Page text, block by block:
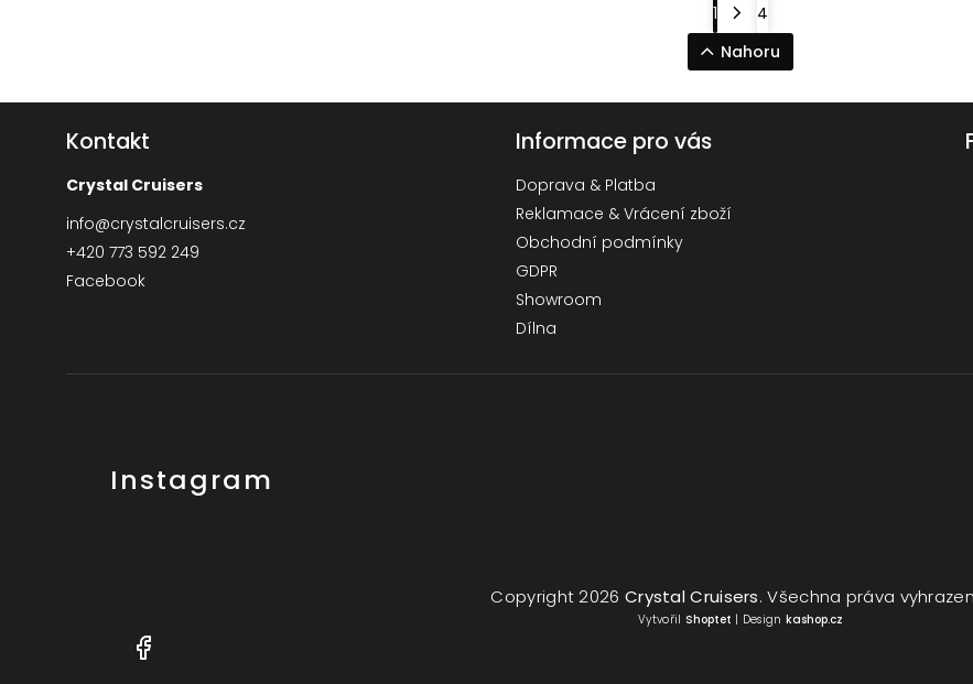
1
4
Nahoru
Kontakt
Crystal Cruisers
info@crystalcruisers.cz
+420 773 592 249
Facebook
Informace pro vás
Doprava & Platba
Reklamace & Vrácení zboží
Obchodní podmínky
GDPR
Showroom
Dílna
Instagram
Copyright 2026 Crystal Cruisers. Všechna práva
Vytvořil Shoptet | Design kashop.cz
+420